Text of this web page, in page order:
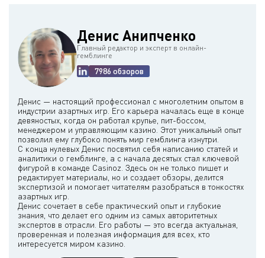
Денис Анипченко
Главный редактор и эксперт в онлайн-
гемблинге
7986 обзоров
Денис — настоящий профессионал с многолетним опытом в
индустрии азартных игр. Его карьера началась еще в конце
девяностых, когда он работал крупье, пит-боссом,
менеджером и управляющим казино. Этот уникальный опыт
позволил ему глубоко понять мир гемблинга изнутри.
С конца нулевых Денис посвятил себя написанию статей и
аналитики о гемблинге, а с начала десятых стал ключевой
фигурой в команде Casinoz. Здесь он не только пишет и
редактирует материалы, но и создает обзоры, делится
экспертизой и помогает читателям разобраться в тонкостях
азартных игр.
Денис сочетает в себе практический опыт и глубокие
знания, что делает его одним из самых авторитетных
экспертов в отрасли. Его работы — это всегда актуальная,
проверенная и полезная информация для всех, кто